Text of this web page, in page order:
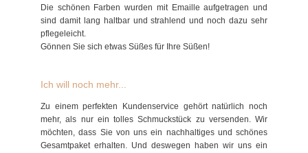
Die schönen Farben wurden mit Emaille aufgetragen und
sind damit lang haltbar und strahlend und noch dazu sehr
pflegeleicht.
Gönnen Sie sich etwas Süßes für Ihre Süßen!
Ich will noch mehr...
Zu einem perfekten Kundenservice gehört natürlich noch
mehr, als nur ein tolles Schmuckstück zu versenden. Wir
möchten, dass Sie von uns ein nachhaltiges und schönes
Gesamtpaket erhalten. Und deswegen haben wir uns ein